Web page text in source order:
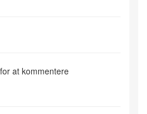
for at kommentere